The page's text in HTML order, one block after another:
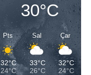
30°C
Pts
32°C
24°C
Sal
33°C
26°C
Çar
32°C
24°C